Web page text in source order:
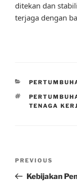
ditekan dan
terjaga dengan
CATEGORIES
TAGS
TENAGA
Previous
Post
PREVIOUS
Kebijakan